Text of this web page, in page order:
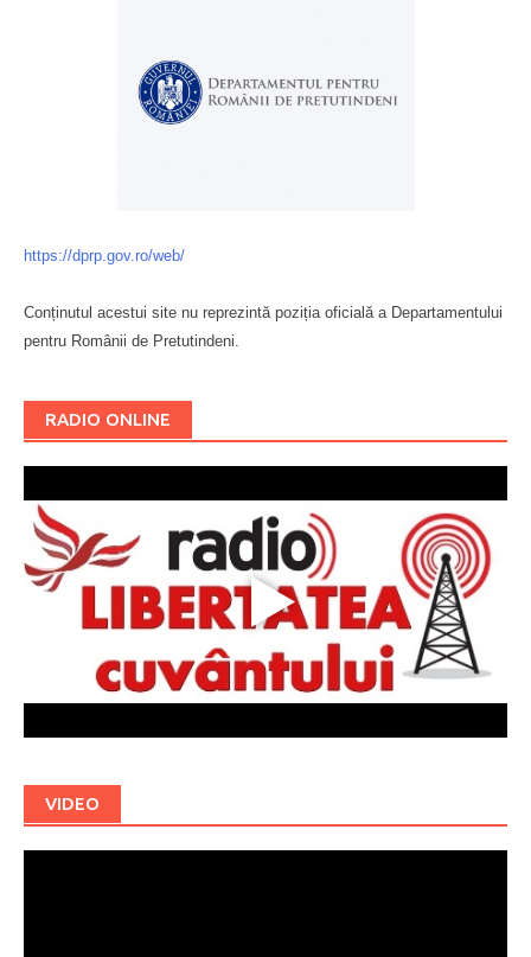
https://dprp.gov.ro/web/
Conținutul acestui site nu reprezintă poziția oficială a Departamentului
pentru Românii de Pretutindeni.
RADIO ONLINE
VIDEO